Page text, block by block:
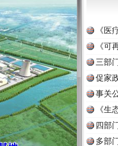
《医
《可
三部
促家
事关
《生
读
四部
多部